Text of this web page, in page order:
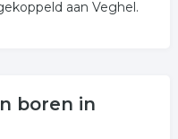
aan Veghel.
boren in